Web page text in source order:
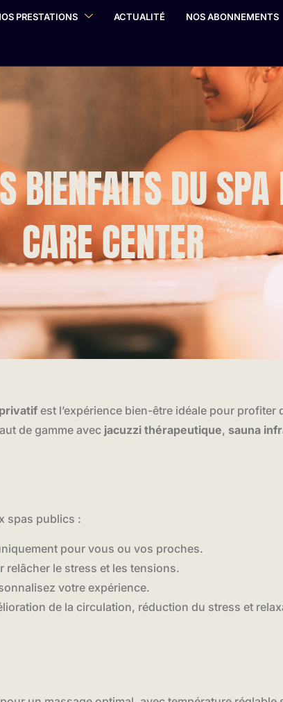
PRESTATIONS ACTUALITÉ NOS ABONNEMENTS
BIENFAITS DU
CARE CENTER
est l’expérience bien-être idéale pour profiter
de gamme avec jacuzzi thérapeutique, sauna
spas publics :
pour vous ou vos proches.
relâcher le stress et les tensions.
votre expérience.
de la circulation, réduction du stress et